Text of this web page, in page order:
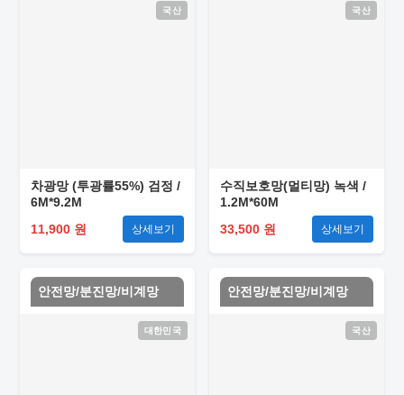
국산
차광망 (투광률55%) 검정 /
6M*9.2M
11,900 원
상세보기
국산
수직보호망(멀티망) 녹색 /
1.2M*60M
33,500 원
상세보기
안전망/분진망/비계망
대한민국
안전망/분진망/비계망
국산